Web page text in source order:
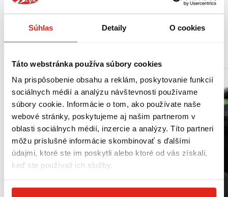
Súhlas Detaily O cookies
Táto webstránka používa súbory cookies
Na prispôsobenie obsahu a reklám, poskytovanie funkcií
sociálnych médií a analýzu návštevnosti používame
súbory cookie. Informácie o tom, ako používate naše
webové stránky, poskytujeme aj našim partnerom v
oblasti sociálnych médií, inzercie a analýzy. Títo partneri
môžu príslušné informácie skombinovať s ďalšími
údajmi, ktoré ste im poskytli alebo ktoré od vás získali,
keď ste používali ich služby.